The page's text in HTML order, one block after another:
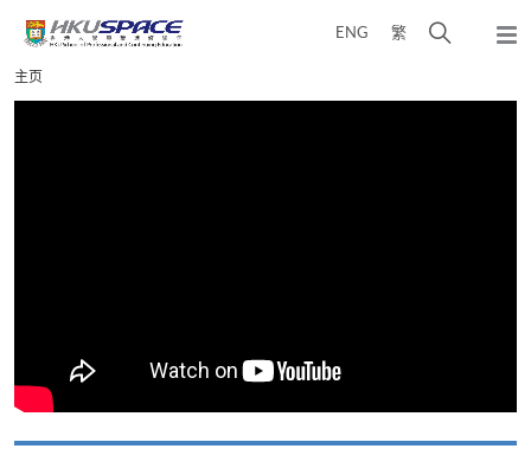
content
ENG 繁
弹
Main
content
主页